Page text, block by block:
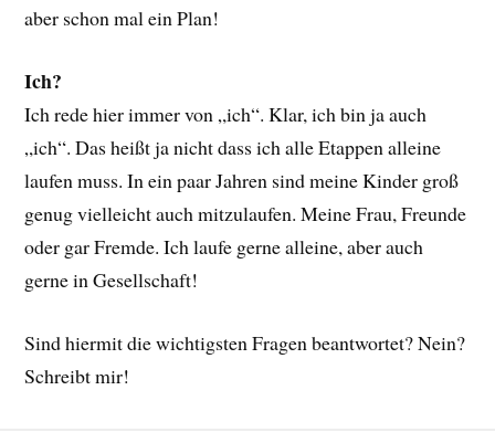
aber schon mal ein Plan!
Ich?
Ich rede hier immer von „ich“. Klar, ich bin ja auch
„ich“. Das heißt ja nicht dass ich alle Etappen alleine
laufen muss. In ein paar Jahren sind meine Kinder groß
genug vielleicht auch mitzulaufen. Meine Frau, Freunde
oder gar Fremde. Ich laufe gerne alleine, aber auch
gerne in Gesellschaft!
Sind hiermit die wichtigsten Fragen beantwortet? Nein?
Schreibt mir!